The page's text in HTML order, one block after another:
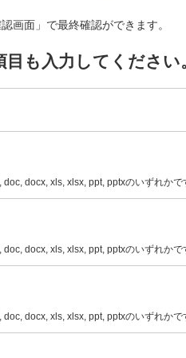
画面」で最終確認ができます。
も入力してください
docx, xls, xlsx, ppt, pptxのいずれかで
docx, xls, xlsx, ppt, pptxのいずれかで
docx, xls, xlsx, ppt, pptxのいずれかで